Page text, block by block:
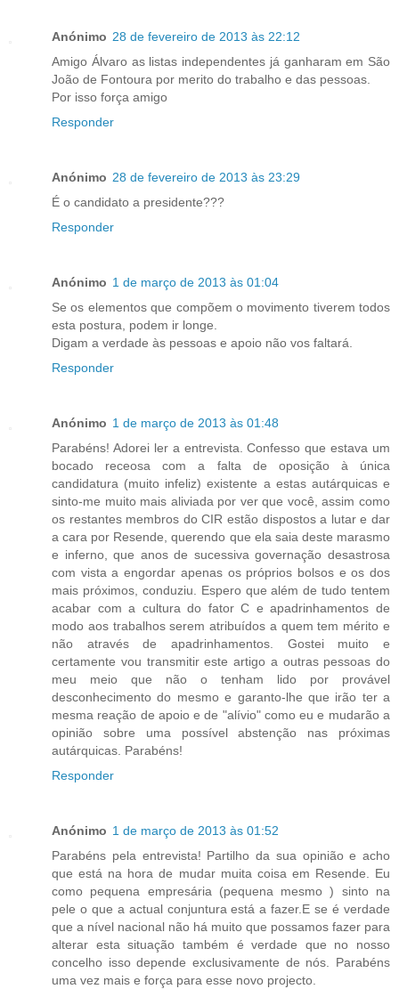
Anónimo 28 de fevereiro de 2013 às 22:12
Amigo Álvaro as listas independentes já ganharam em São
João de Fontoura por merito do trabalho e das pessoas.
Por isso força amigo
Responder
Anónimo 28 de fevereiro de 2013 às 23:29
É o candidato a presidente???
Responder
Anónimo 1 de março de 2013 às 01:04
Se os elementos que compõem o movimento tiverem todos
esta postura, podem ir longe.
Digam a verdade às pessoas e apoio não vos faltará.
Responder
Anónimo 1 de março de 2013 às 01:48
Parabéns! Adorei ler a entrevista. Confesso que estava um
bocado receosa com a falta de oposição à única
candidatura (muito infeliz) existente a estas autárquicas e
sinto-me muito mais aliviada por ver que você, assim como
os restantes membros do CIR estão dispostos a lutar e dar
a cara por Resende, querendo que ela saia deste marasmo
e inferno, que anos de sucessiva governação desastrosa
com vista a engordar apenas os próprios bolsos e os dos
mais próximos, conduziu. Espero que além de tudo tentem
acabar com a cultura do fator C e apadrinhamentos de
modo aos trabalhos serem atribuídos a quem tem mérito e
não através de apadrinhamentos. Gostei muito e
certamente vou transmitir este artigo a outras pessoas do
meu meio que não o tenham lido por provável
desconhecimento do mesmo e garanto-lhe que irão ter a
mesma reação de apoio e de "alívio" como eu e mudarão a
opinião sobre uma possível abstenção nas próximas
autárquicas. Parabéns!
Responder
Anónimo 1 de março de 2013 às 01:52
Parabéns pela entrevista! Partilho da sua opinião e acho
que está na hora de mudar muita coisa em Resende. Eu
como pequena empresária (pequena mesmo ) sinto na
pele o que a actual conjuntura está a fazer.E se é verdade
que a nível nacional não há muito que possamos fazer para
alterar esta situação também é verdade que no nosso
concelho isso depende exclusivamente de nós. Parabéns
uma vez mais e força para esse novo projecto.